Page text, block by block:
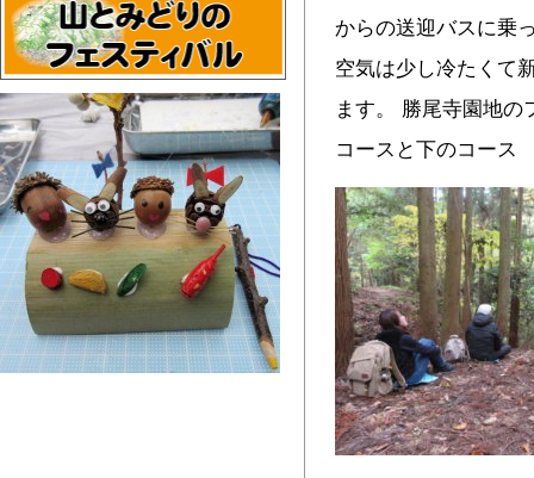
からの送迎バスに乗
空気は少し冷たくて
ます。 勝尾寺園地
コースと下のコー